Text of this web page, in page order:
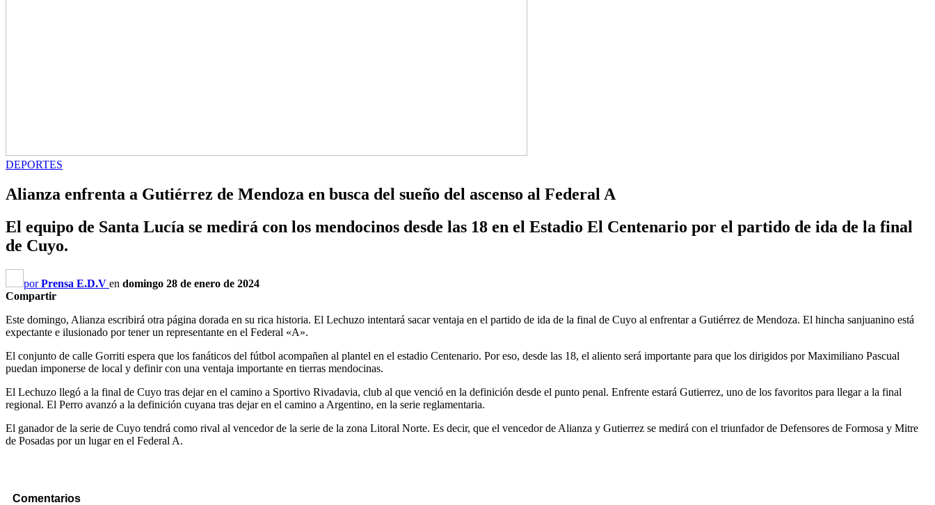
DEPORTES
Alianza enfrenta a Gutiérrez de Mendoza en busca del sueño del ascenso al Federal A
El equipo de Santa Lucía se medirá con los mendocinos desde las 18 en el Estadio El Centenario por el partido de ida de la final
de Cuyo.
porPrensa E.D.V en domingo 28 de enero de 2024
Compartir
Este domingo, Alianza escribirá otra página dorada en su rica historia. El Lechuzo intentará sacar ventaja en el partido de ida de la final de Cuyo al enfrentar a Gutiérrez de Mendoza. El hincha sanjuanino está
expectante e ilusionado por tener un representante en el Federal «A».
El conjunto de calle Gorriti espera que los fanáticos del fútbol acompañen al plantel en el estadio Centenario. Por eso, desde las 18, el aliento será importante para que los dirigidos por Maximiliano Pascual
puedan imponerse de local y definir con una ventaja importante en tierras mendocinas.
El Lechuzo llegó a la final de Cuyo tras dejar en el camino a Sportivo Rivadavia, club al que venció en la definición desde el punto penal. Enfrente estará Gutierrez, uno de los favoritos para llegar a la final
regional. El Perro avanzó a la definición cuyana tras dejar en el camino a Argentino, en la serie reglamentaria.
El ganador de la serie de Cuyo tendrá como rival al vencedor de la serie de la zona Litoral Norte. Es decir, que el vencedor de Alianza y Gutierrez se medirá con el triunfador de Defensores de Formosa y Mitre
de Posadas por un lugar en el Federal A.
Comentarios